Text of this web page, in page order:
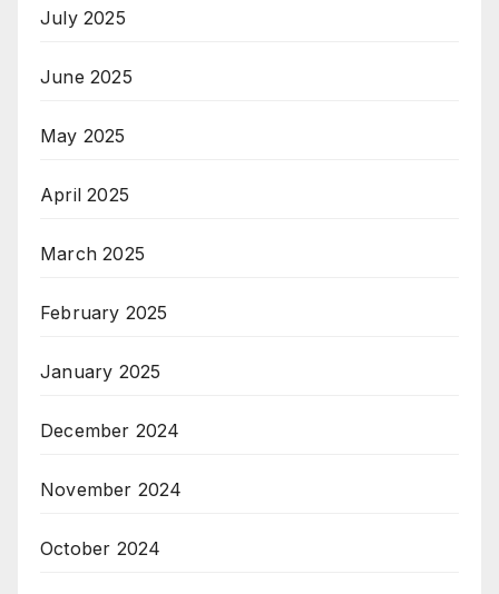
July 2025
June 2025
May 2025
April 2025
March 2025
February 2025
January 2025
December 2024
November 2024
October 2024